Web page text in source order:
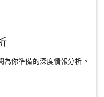
為你準備的深度情報分析。